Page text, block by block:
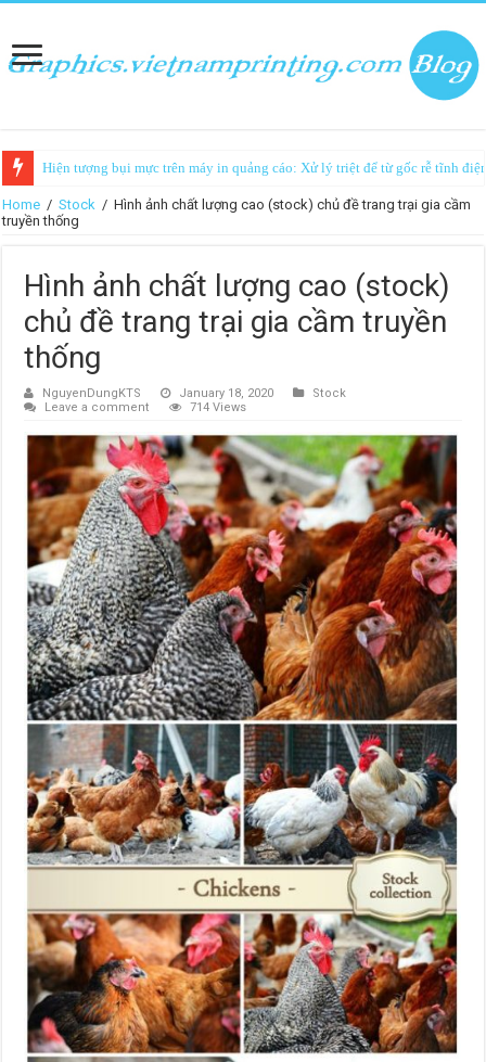
Hiện tượng bụi mực trên máy in quảng cáo: Xử lý triệt để từ gốc rễ tĩnh
Home / Stock / Hình ảnh chất lượng cao (stock) chủ đề trang trại gia cầm
truyền thống
Hình ảnh chất lượng cao (stock)
chủ đề trang trại gia cầm truyền
thống
NguyenDungKTS January 18, 2020
Stock
Leave a comment
714 Views